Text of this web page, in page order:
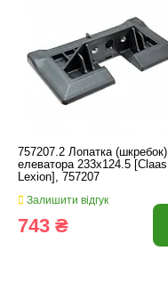
757207.2 Лопатка (шкребок)
елеватора 233x124.5 [Claas
Lexion], 757207
Залишити відгук
743 ₴